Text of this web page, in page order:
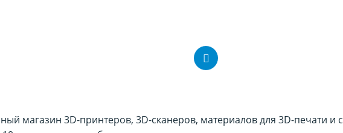
магазин 3D-принтеров, 3D-сканеров, материалов для 3D-печати и